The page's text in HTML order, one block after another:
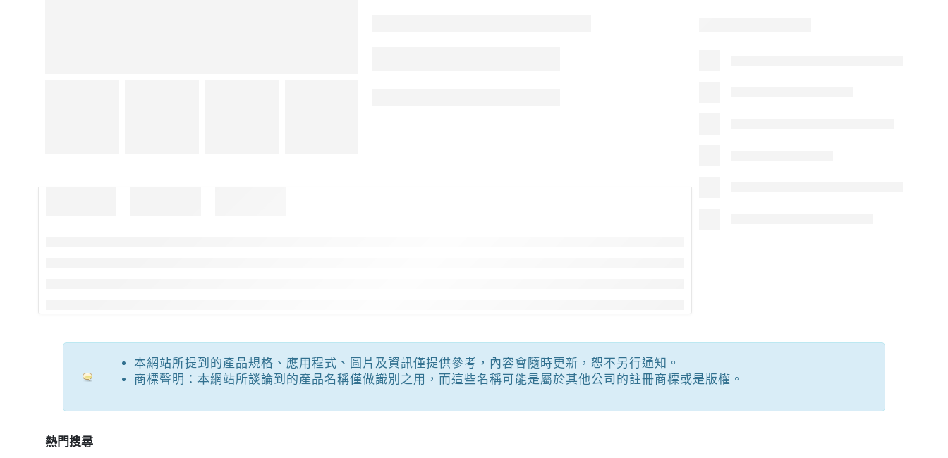
本網站所提到的產品規格、應用程式、圖片及資訊僅提供參考，內容會隨時更新，恕不另行通知。
商標聲明：本網站所談論到的產品名稱僅做識別之用，而這些名稱可能是屬於其他公司的註冊商標或是版權。
熱門搜尋